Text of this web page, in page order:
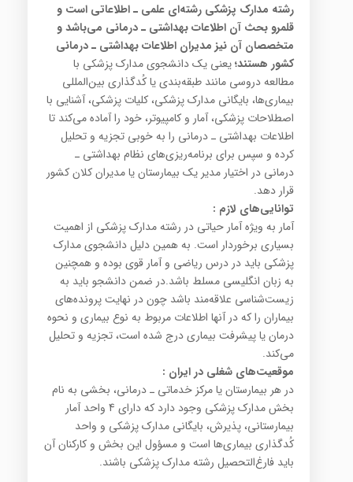
رشته‌ مدارک‌ پزشکی‌ رشته‌ای‌ علمی‌ ـ اطلاعاتی‌ است‌ و
قلمرو بحث‌ آن‌ اطلاعات‌ بهداشتی‌ ـ درمانی‌ می‌باشد و
متخصصان‌ آن‌ نیز مدیران‌ اطلاعات‌ بهداشتی‌ ـ درمانی‌
کشور هستند؛یعنی‌ یک‌ دانشجوی‌ مدارک‌ پزشکی‌ با
مطالعه‌ دروسی‌ مانند طبقه‌بندی‌ یا کُدگذاری‌ بین‌المللی‌
بیماری‌ها، بایگانی‌ مدارک‌ پزشکی‌، کلیات‌ پزشکی‌، آشنایی‌ با
اصطلاحات‌ پزشکی‌، آمار و کامپیوتر، خود را آماده‌ می‌کند تا
اطلاعات‌ بهداشتی‌ ـ درمانی‌ را به خوبی‌ تجزیه‌ و تحلیل‌
کرده‌ و سپس‌ برای‌ برنامه‌ریزی‌های‌ نظام‌ بهداشتی‌ ـ
درمانی‌ در اختیار مدیر یک‌ بیمارستان‌ یا مدیران‌ کلان‌ کشور
قرار دهد.
توانایی‌های‌ لازم :
آمار به ویژه‌ آمار حیاتی‌ در رشته‌ مدارک‌ پزشکی‌ از اهمیت‌
بسیاری‌ برخوردار است‌. به‌ همین‌ دلیل‌ دانشجوی‌ مدارک‌
پزشکی‌ باید در درس‌ ریاضی‌ و آمار قوی‌ بوده‌ و همچنین‌
به‌ زبان‌ انگلیسی‌ مسلط‌ باشد.در ضمن‌ دانشجو باید به‌
زیست‌شناسی‌ علاقه‌مند باشد چون‌ در نهایت‌ پرونده‌های‌
بیماران‌ را که‌ در آنها اطلاعات‌ مربوط‌ به‌ نوع‌ بیماری‌ و نحوه‌
درمان‌ یا پیشرفت‌ بیماری‌ درج‌ شده‌ است‌، تجزیه‌ و تحلیل‌
می‌کند.
موقعیت‌های‌ شغلی‌ در ایران :
در هر بیمارستان‌ یا مرکز خدماتی‌ ـ درمانی،‌ بخشی‌ به‌ نام‌
بخش‌ مدارک‌ پزشکی‌ وجود دارد که‌ دارای‌ 4 واحد آمار
بیمارستانی‌، پذیرش‌، بایگانی‌ مدارک‌ پزشکی‌ و واحد
کُدگذاری‌ بیماری‌ها است‌ و مسؤول‌ این‌ بخش‌ و کارکنان‌ آن‌
باید فارغ‌التحصیل‌ رشته‌ مدارک‌ پزشکی‌ باشند.